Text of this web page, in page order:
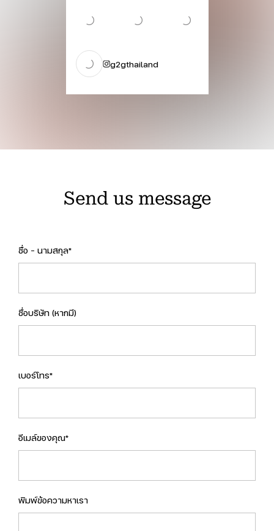
Send us message
ชื่อ - นามสกุล*
ชื่อบริษัท (หากมี)
เบอร์โทร*
อีเมล์ของคุณ*
พิมพ์ข้อความหาเรา
g2gthailand